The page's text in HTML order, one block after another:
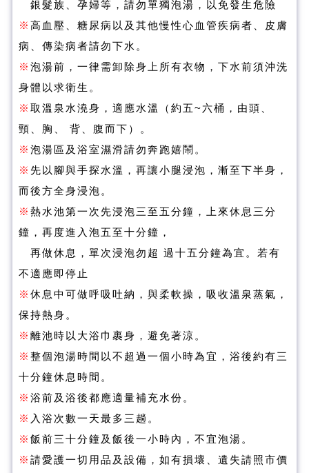
銀髮族、孕婦等，請勿單獨泡湯，以免發生危險
※ 高血壓、糖尿病以及其他慢性心血管疾病者、皮膚
病、傳染病者請勿下水。
※ 泡湯前，一律需卸除身上所有衣物，下水前須沖洗
身體以求衛生。
※ 取溫泉水澆身，適應水溫（約五~六桶，由頭、
頸、胸、 背、腹而下）。
※ 泡湯區及浴室濕滑請勿奔跑嬉鬧。
※ 先以腳與手探水溫，再讓小腿浸泡，漸至下半身，
而後方全身浸泡。
※ 熱水池第一次先浸泡三至五分鐘，上來休息三分
鐘，再度進入泡五至十分鐘，
再做休息，單次浸泡勿超 過十五分鐘為宜。若有
不適應即停止
※ 休息中可做呼吸吐納，與柔軟操，吸收溫泉蒸氣，
保持熱身。
※ 離池時以大浴巾裹身，避免著涼。
※ 整個泡湯時間以不超過一個小時為宜，浴後約有三
十分鐘休息時間。
※ 浴前及浴後都應適量補充水份。
※ 入浴次數一天最多三趟。
※ 飯前三十分鐘及飯後一小時內，不宜泡湯。
※ 請愛護一切用品及設備，如有損壞、遺失請照市價